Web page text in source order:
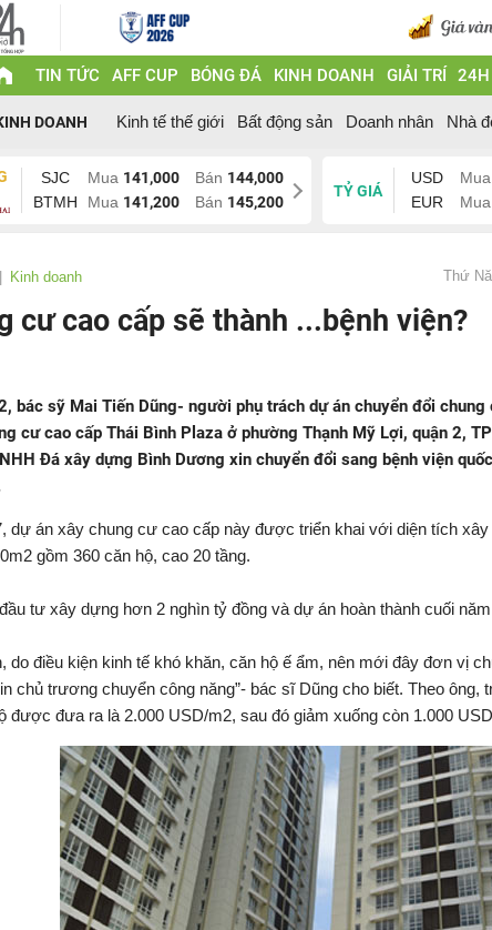
TIN TỨC AFF CUP BÓNG ĐÁ KINH DOANH GIẢI TRÍ 24H
DOANH Kinh tế thế giới Bất động sản Doanh nhân Nhà
SJC Mua 141,000 Bán 144,000
BTMH
Mua 141,200 Bán 145,200
TỶ GIÁ
USD Mua
EUR
Mua
Kinh doanh Thứ
cư cao cấp sẽ thành ...bệnh viện?
bác sỹ Mai Tiến Dũng- người phụ trách dự án chuyển đổi
cư cao cấp Thái Bình Plaza ở phường Thạnh Mỹ Lợi, quận 2,
Đá xây dựng Bình Dương xin chuyển đổi sang bệnh viện
dự án xây chung cư cao cấp này được triển khai với diện tích
gồm 360 căn hộ, cao 20 tầng.
tư xây dựng hơn 2 nghìn tỷ đồng và dự án hoàn thành cuối năm
do điều kiện kinh tế khó khăn, căn hộ ế ẩm, nên mới đây đơn vị
chủ trương chuyển công năng”- bác sĩ Dũng cho biết. Theo
được đưa ra là 2.000 USD/m2, sau đó giảm xuống còn 1.000